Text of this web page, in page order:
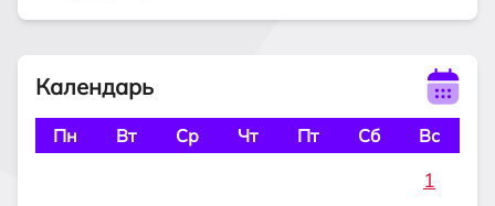
Календарь
Пн Вт Ср Чт Пт Сб Вс
1